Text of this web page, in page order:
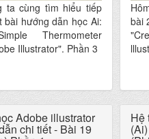
ta cùng tìm hiểu tiếp
bài hướng dẫn học Ai:
Thermometer
Illustrator". Phần 3
bài
Adobe illustrator
chi tiết - Bài 19
Hệ